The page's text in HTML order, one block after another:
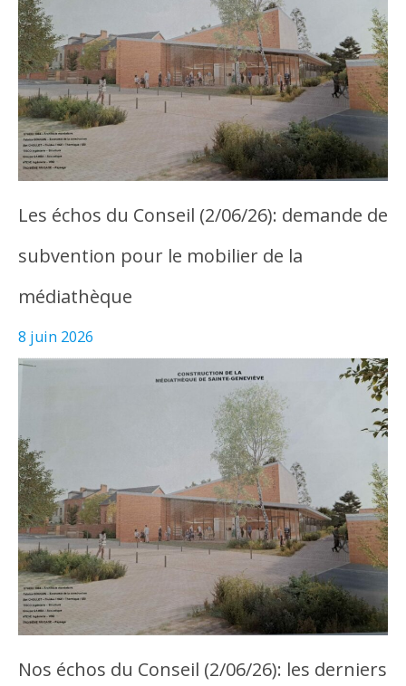
Les échos du Conseil (2/06/26): demande de
subvention pour le mobilier de la
médiathèque
8 juin 2026
Nos échos du Conseil (2/06/26): les derniers